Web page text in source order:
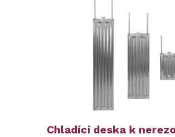
Chladící deska k